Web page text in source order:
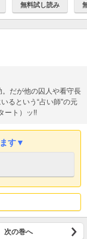
無料試し読み
。だが他の囚人や看守長
るという“占い師”の元
ート）ッ!!
す▼
次の巻へ